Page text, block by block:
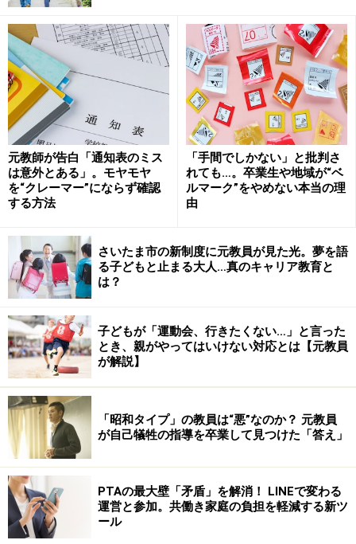
などのときに、保険契約時に定められた補償金額が、お
見舞金として対象者に支払われます（補償内容・補償金
額はプランにより異なる）。
保険の対象者（被保険者）は
1. 児童生徒
2. PTA会員
3. PTA会員同居の親族
4. PTA行事への参加が事前に認められている人
また「PTA賠償責任保険」は、
・PTAスポーツ大会のときに借りたテントが、強風によ
り壊れてしまった
・PTA総会で、学校から借りたマイクを落として壊して
しまった
などのときに、保険契約時に定められた補償金額がPTA
に支払われます（補償内容・補償金額はプランにより異
なる） 。
保険の対象者（被保険者）は 、“PTA組織そのもの”が基
本です。
元教師が告白「通知表のミス
は意外とある」。モヤモヤ
を“クレーマー”にならず確認
する方法
「手間でしかない」と批判さ
れても…。卒業生や地域が“ベ
ルマーク”をやめない本当の理
由
さいたま市の新制度に元教員が見た光。夢を語
る子どもと止まる大人…真のキャリア教育と
は？
子どもが「運動会、行きたくない…」と言った
とき、親がやってはいけない対応とは【元教員
が解説】
「昭和タイプ」の教員は“悪”なのか？ 元教員
が自己犠牲の指導を卒業して見つけた「答え」
PTAの最大壁「矛盾」を解消！ LINEで変わる
運営と参加。共働き家庭の負担を軽減する新ツ
ール